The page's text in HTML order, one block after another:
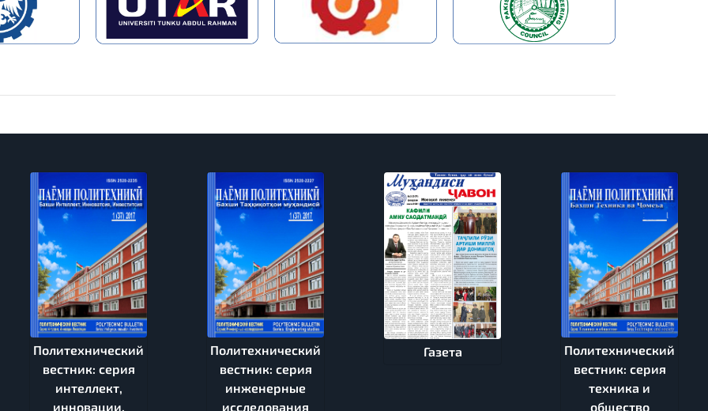
Политехнический
вестник: серия
интеллект,
инновации,
Политехнический
вестник: серия
инженерные
исследования
Газета
Политехнический
вестник: серия
техника и
общество